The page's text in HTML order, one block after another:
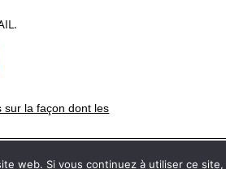
sur la façon dont les
© Autres infos
web. Si vous continuez à utiliser ce